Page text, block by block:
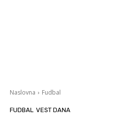
Naslovna Fudbal
FUDBAL VEST DANA